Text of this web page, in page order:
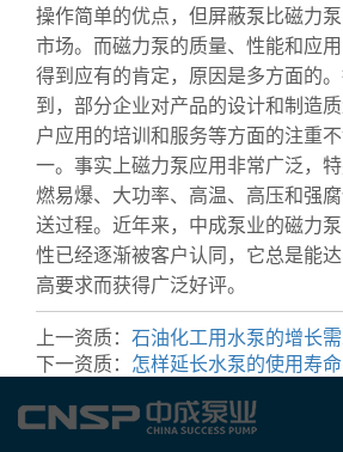
操作简单的优点，但屏蔽泵比磁力
市场。而磁力泵的质量、性能和应
得到应有的肯定，原因是多方面的
到，部分企业对产品的设计和制造
户应用的培训和服务等方面的注重
一。事实上磁力泵应用非常广泛，
燃易爆、大功率、高温、高压和强
送过程。近年来，中成泵业的磁力
性已经逐渐被客户认同，它总是能
高要求而获得广泛好评。
上一资质： 石油化工用水泵的增长需
下一资质： 怎样延长水泵的使用寿命